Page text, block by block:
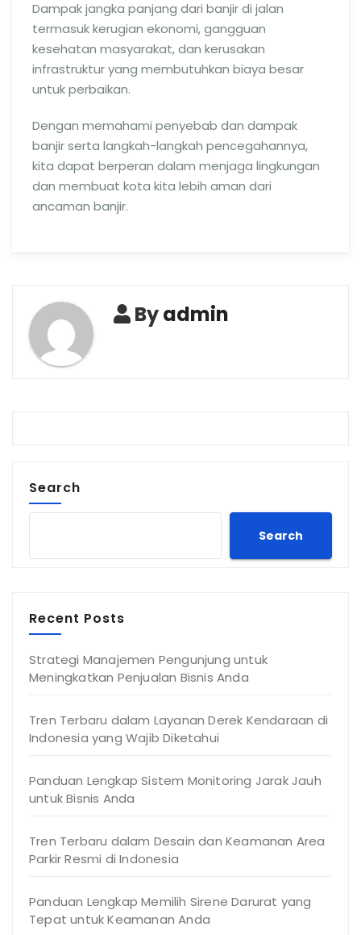
Dampak jangka panjang dari banjir di jalan
termasuk kerugian ekonomi, gangguan
kesehatan masyarakat, dan kerusakan
infrastruktur yang membutuhkan biaya besar
untuk perbaikan.
Dengan memahami penyebab dan dampak
banjir serta langkah-langkah pencegahannya,
kita dapat berperan dalam menjaga lingkungan
dan membuat kota kita lebih aman dari
ancaman banjir.
Byadmin
Search
Search
Recent Posts
Strategi Manajemen Pengunjung untuk
Meningkatkan Penjualan Bisnis Anda
Tren Terbaru dalam Layanan Derek Kendaraan di
Indonesia yang Wajib Diketahui
Panduan Lengkap Sistem Monitoring Jarak Jauh
untuk Bisnis Anda
Tren Terbaru dalam Desain dan Keamanan Area
Parkir Resmi di Indonesia
Panduan Lengkap Memilih Sirene Darurat yang
Tepat untuk Keamanan Anda